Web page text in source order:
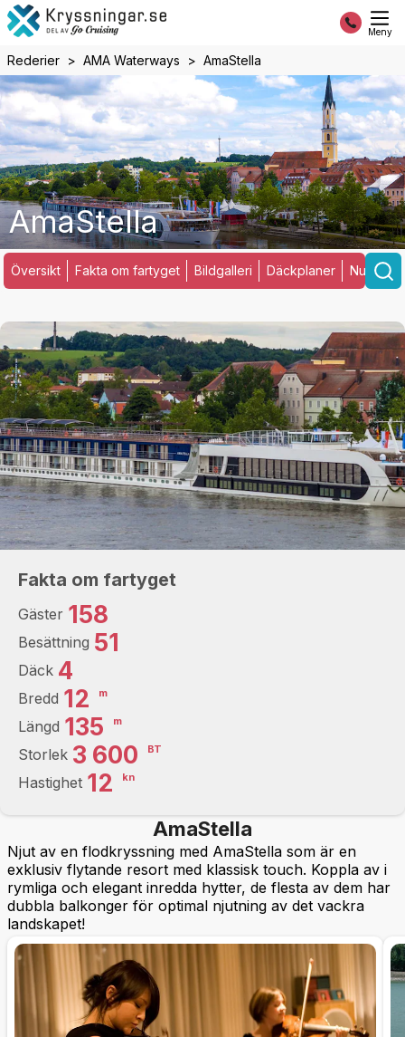
Meny
Rederier AMA Waterways AmaStella
AmaStella
Översikt Fakta om fartyget Bildgalleri Däckplaner
Fakta om fartyget
Gäster 158
Besättning 51
Däck 4
Bredd 12 m
Längd 135 m
Storlek 3 600 BT
Hastighet 12 kn
AmaStella
Njut av en flodkryssning med AmaStella som är en
exklusiv flytande resort med klassisk touch. Koppla av i
rymliga och elegant inredda hytter, de flesta av dem har
dubbla balkonger för optimal njutning av det vackra
landskapet!